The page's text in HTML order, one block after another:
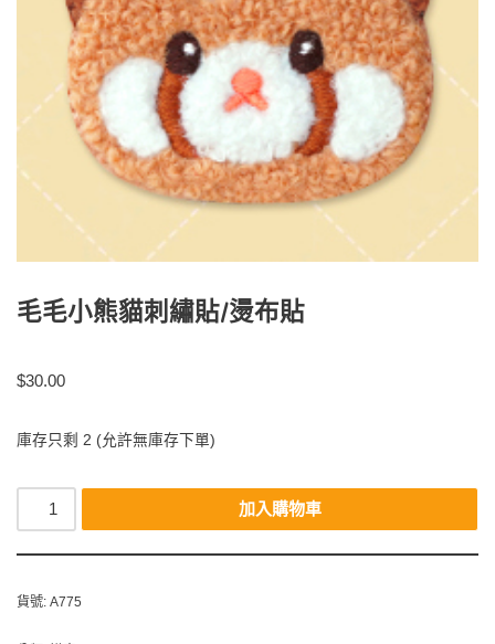
毛毛小熊貓刺繡貼/燙布貼
$30.00
庫存只剩 2 (允許無庫存下單)
加入購物車
貨號: A775